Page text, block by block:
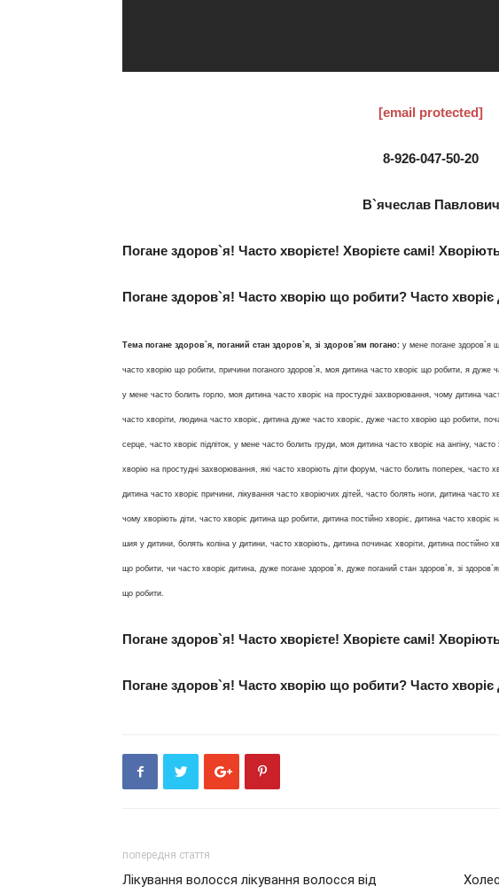
[email protected]
8-926-047-50-20
В`ячеслав Павлович
Погане здоров`я! Часто хворієте! Хворієте самі!
Погане здоров`я! Часто хворію що робити? Часто
Тема погане здоров`я, поганий стан здоров`я, зі здоров`ям погано: у мене погане здоров`я
часто хворію що робити, причини поганого здоров`я, моя дитина часто хворіє що робити, я дуже
у мене часто болить горло, моя дитина часто хворіє на простудні захворювання, чому дитина
часто хворіти, людина часто хворіє, дитина дуже часто хворіє, дуже часто хворію що робити,
серце, часто хворіє підліток, у мене часто болить груди, моя дитина часто хворіє на ангіну,
хворію на простудні захворювання, які часто хворіють діти форум, часто болить поперек, часто
дитина часто хворіє причини, лікування часто хворіючих дітей, часто болять ноги, дитина часто
чому хворіють діти, часто хворіє дитина що робити, дитина постійно хворіє, дитина часто
шия у дитини, болять коліна у дитини, часто хворіють, дитина починає хворіти, дитина постійно
що робити, чи часто хворіє дитина, дуже погане здоров`я, дуже поганий стан здоров`я, зі
що робити.
Погане здоров`я! Часто хворієте! Хворієте самі!
Погане здоров`я! Часто хворію що робити? Часто
попередня стаття
Лікування волосся лікування волосся від